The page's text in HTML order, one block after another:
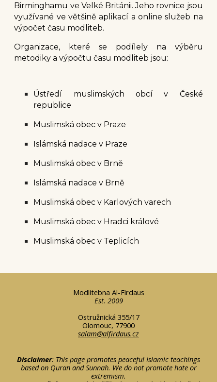
Birminghamu ve Velké Británii. Jeho rovnice jsou
využívané ve většině aplikací a online služeb na
výpočet času modliteb.
Organizace, které se podílely na výběru
metodiky a výpočtu času modliteb jsou:
Ústředí muslimských obcí v České
republice
Muslimská obec v Praze
Islámská nadace v Praze
Muslimská obec v Brně
Islámská nadace v Brně
Muslimská obec v Karlových varech
Muslimská obec v Hradci králové
Muslimská obec v Teplicích
Modlitebna Al-Firdaus
Est. 2009
Ostružnická 355/17
Olomouc, 77900
salam@alfirdaus.cz
Disclaimer: This page promotes peaceful Islamic teachings
based on Quran and Sunnah. We do not promote hate or
extremism.